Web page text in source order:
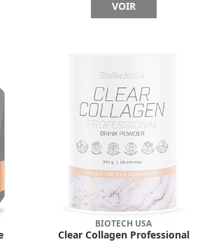
VOIR
BIOTECH USA
Clear Collagen Professional